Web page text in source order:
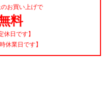
お買い上げで
料
休日です】
休業日です】